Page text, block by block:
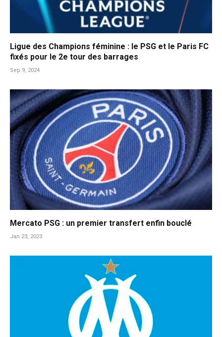
Ligue des Champions féminine : le PSG et le Paris FC
fixés pour le 2e tour des barrages
Sep 9, 2024
Mercato PSG : un premier transfert enfin bouclé
Jan 23, 2023